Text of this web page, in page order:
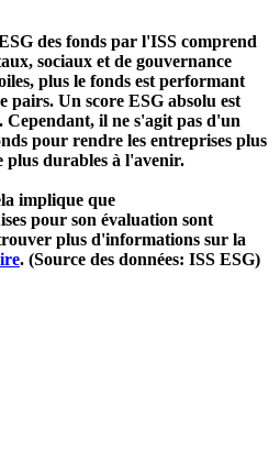
des fonds par l'ISS comprend
sociaux et de gouvernance
plus le fonds est performant
pairs. Un score ESG absolu est
Cependant, il ne s'agit pas d'un
pour rendre les entreprises plus
plus durables à l'avenir.
implique que
pour son évaluation sont
plus d'informations sur la
. (Source des données: ISS ESG)